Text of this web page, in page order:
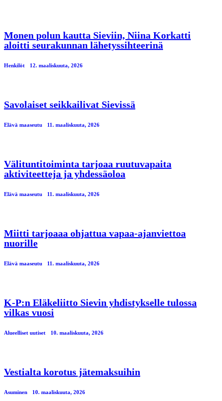
Monen polun kautta Sieviin, Niina Korkatti
aloitti seurakunnan lähetyssihteerinä
Henkilöt 12. maaliskuuta, 2026
Savolaiset seikkailivat Sievissä
Elävä maaseutu 11. maaliskuuta, 2026
Välituntitoiminta tarjoaa ruutuvapaita
aktiviteetteja ja yhdessäoloa
Elävä maaseutu 11. maaliskuuta, 2026
Miitti tarjoaaa ohjattua vapaa-ajanviettoa
nuorille
Elävä maaseutu 11. maaliskuuta, 2026
K-P:n Eläkeliitto Sievin yhdistykselle tulossa
vilkas vuosi
Alueelliset uutiset 10. maaliskuuta, 2026
Vestialta korotus jätemaksuihin
Asuminen 10. maaliskuuta, 2026